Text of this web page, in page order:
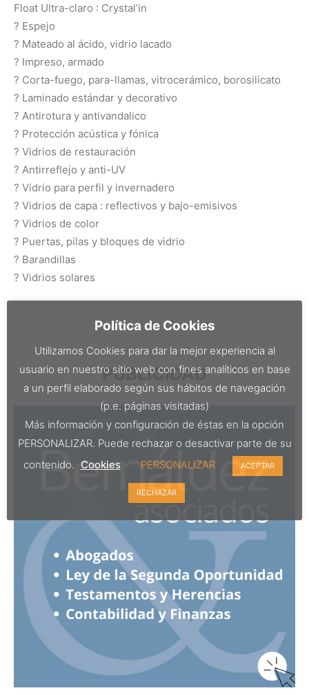
Float Ultra-claro : Crystal’in
? Espejo
? Mateado al ácido, vidrio lacado
? Impreso, armado
? Corta-fuego, para-llamas, vitrocerámico, borosilicato
? Laminado estándar y decorativo
? Antirotura y antivandalico
? Protección acústica y fónica
? Vidrios de restauración
? Antirreflejo y anti-UV
? Vidrio para perfil y invernadero
? Vidrios de capa : reflectivos y bajo-emisivos
? Vidrios de color
? Puertas, pilas y bloques de vidrio
? Barandillas
? Vidrios solares
PUBLICIDAD
Política de Cookies
Utilizamos Cookies para dar la mejor experiencia al
usuario en nuestro sitio web con fines analíticos en base
a un perfil elaborado según sus hábitos de navegación
(p.e. páginas visitadas)
Más información y configuración de éstas en la opción
PERSONALIZAR. Puede rechazar o desactivar parte de su
contenido. Cookies PERSONALIZAR ACEPTAR
RECHAZAR